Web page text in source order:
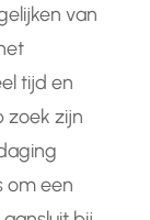
van
tijd en
zoek zijn
om een